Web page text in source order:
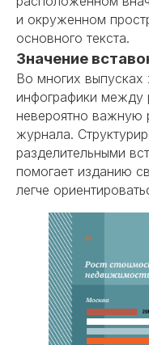
и окруженном
основного текста.
Значение
Во многих
инфографики между
невероятно важную
журнала.
разделительными
помогает изданию
легче